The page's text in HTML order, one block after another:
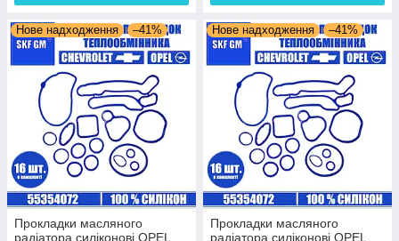
Нове надходження –41%
Прокладки масляного
радіатора силіконові OPEL
Нове надходження –41%
Прокладки масляного
радіатора силіконові OPEL